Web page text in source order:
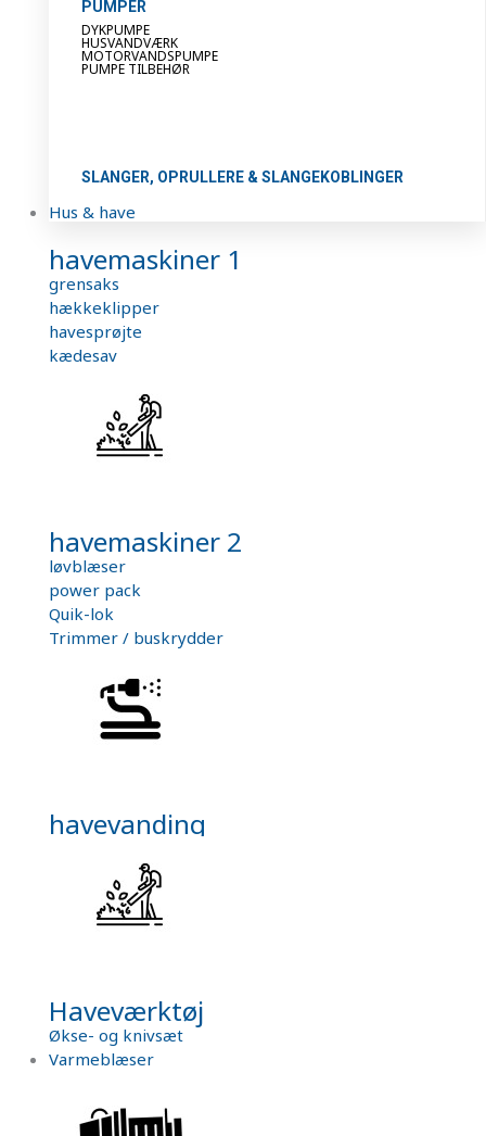
PUMPER
DYKPUMPE
HUSVANDVÆRK
MOTORVANDSPUMPE
PUMPE TILBEHØR
SLANGER, OPRULLERE & SLANGEKOBLINGER
Hus & have
havemaskiner 1
grensaks
hækkeklipper
havesprøjte
kædesav
havemaskiner 2
løvblæser
power pack
Quik-lok
Trimmer / buskrydder
havevanding
Haveværktøj
Økse- og knivsæt
Varmeblæser